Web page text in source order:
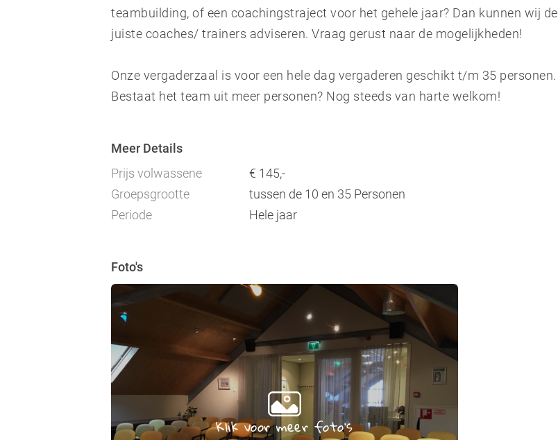
teambuilding, of een coachingstraject voor het gehele jaar? Dan kunnen wij de
juiste coaches/ trainers adviseren. Vraag gerust naar de mogelijkheden!
Onze vergaderzaal is voor een hele dag vergaderen geschikt t/m 35 personen.
Bestaat het team uit meer personen? Nog steeds van harte welkom!
Meer Details
Prijs volwassene
€ 145,-
Groepsgrootte
tussen de 10 en 35 Personen
Periode
Hele jaar
Foto's
Klik voor meer foto's